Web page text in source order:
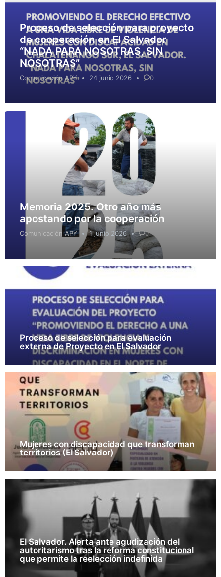
Proceso de selección para proyecto
de cooperación en El Salvador
“NADA PARA NOSOTRAS, SIN
NOSOTRAS”
Comunicación APY 24 junio 2026 0
Memoria 2025. Otro año más
apostando por la cooperación
Comunicación APY 1 junio 2026 0
Proceso de selección para evaluación
externa de Proyecto en El Salvador
Mujeres con discapacidad que transforman
territorios (El Salvador)
El Salvador. Alerta ante agudización del
autoritarismo tras la reforma constitucional
que permite la reelección indefinida